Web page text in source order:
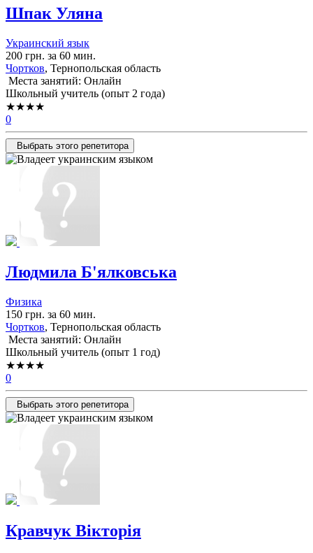
Шпак Уляна
Украинский язык
200 грн. за 60 мин.
Чортков, Тернопольская область
Места занятий: Онлайн
Школьный учитель (опыт 2 года)
★★★★
0
Выбрать этого репетитора
Людмила Б'ялковська
Физика
150 грн. за 60 мин.
Чортков, Тернопольская область
Места занятий: Онлайн
Школьный учитель (опыт 1 год)
★★★★
0
Выбрать этого репетитора
Кравчук Вікторія